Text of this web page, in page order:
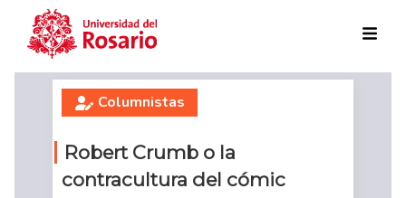
Skip to main content
Columnistas
Robert Crumb o la
contracultura del cómic